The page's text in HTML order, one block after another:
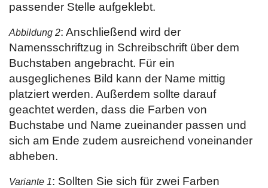
passender Stelle aufgeklebt.
Abbildung 2: Anschließend wird der
Namensschriftzug in Schreibschrift über dem
Buchstaben angebracht. Für ein
ausgeglichenes Bild kann der Name mittig
platziert werden. Außerdem sollte darauf
geachtet werden, dass die Farben von
Buchstabe und Name zueinander passen und
sich am Ende zudem ausreichend voneinander
abheben.
Variante 1: Sollten Sie sich für zwei Farben